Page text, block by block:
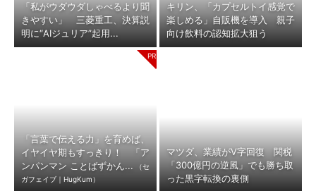
「私がウダウダしゃべるより聞
きやすい」 三菱重工、決算説
明に“AIジュリア”起用...
キリン、「カプセルトイ感覚で
楽しめる」自販機を導入 親子
向け飲料の認知拡大狙う
「言葉で伝える力」を育めば、
イヤイヤ期もすっきり！ 「ア
ンパンマン ことばずかん...
（セ
ガフェイブ｜HugKum）
マツダ、業績がV字回復 関税
「300億円の逆風」でも勝ち取
った黒字転換の裏側